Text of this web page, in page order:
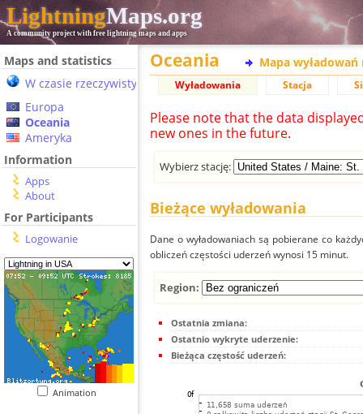
LightningMaps.org
A community project with free lightning maps and apps
Maps and statistics
W czasie rzeczywistym
Europa
Oceania
Ameryka
Information
Apps
About
For Participants
Logowanie
Animation
Oceania Mapa wyładowań
Wyładowania Stacja
Please note that the data
new ones in the future.
Wybierz stację:
Bieżące wyładowania
Dane o wyładowaniach są pobierane co
obliczeń częstości uderzeń wynosi 15 minut.
Region:
Ostatnia zmiana:
Ostatnio wykryte uderzenie:
Bieżąca częstość uderzeń: